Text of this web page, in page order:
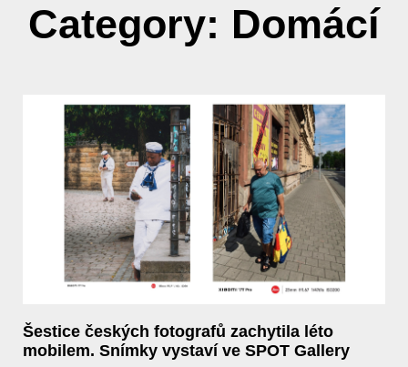
Category: Domácí
Šestice českých fotografů zachytila léto
mobilem. Snímky vystaví ve SPOT Gallery